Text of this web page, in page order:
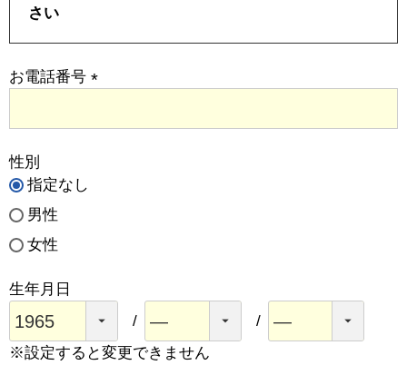
さい
お電話番号
必
性別
指定なし
男性
女性
生年月日
※設定すると変更できません